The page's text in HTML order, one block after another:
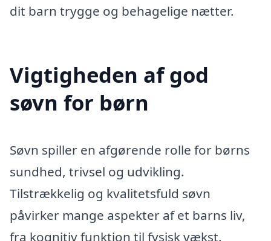
dit barn trygge og behagelige nætter.
Vigtigheden af god
søvn for børn
Søvn spiller en afgørende rolle for børns
sundhed, trivsel og udvikling.
Tilstrækkelig og kvalitetsfuld søvn
påvirker mange aspekter af et barns liv,
fra kognitiv funktion til fysisk vækst.